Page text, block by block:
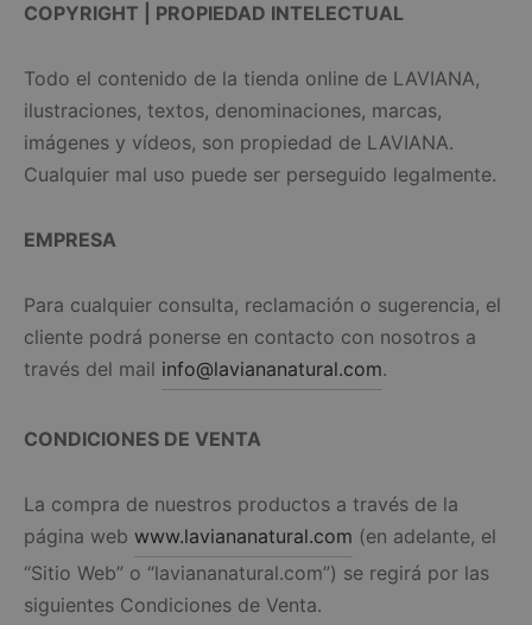
COPYRIGHT | PROPIEDAD INTELECTUAL
Todo el contenido de la tienda online de LAVIANA,
ilustraciones, textos, denominaciones, marcas,
imágenes y vídeos, son propiedad de LAVIANA.
Cualquier mal uso puede ser perseguido legalmente.
EMPRESA
Para cualquier consulta, reclamación o sugerencia, el
cliente podrá ponerse en contacto con nosotros a
través del mail info@laviananatural.com.
CONDICIONES DE VENTA
La compra de nuestros productos a través de la
página web www.laviananatural.com (en adelante, el
“Sitio Web” o “laviananatural.com”) se regirá por las
siguientes Condiciones de Venta.